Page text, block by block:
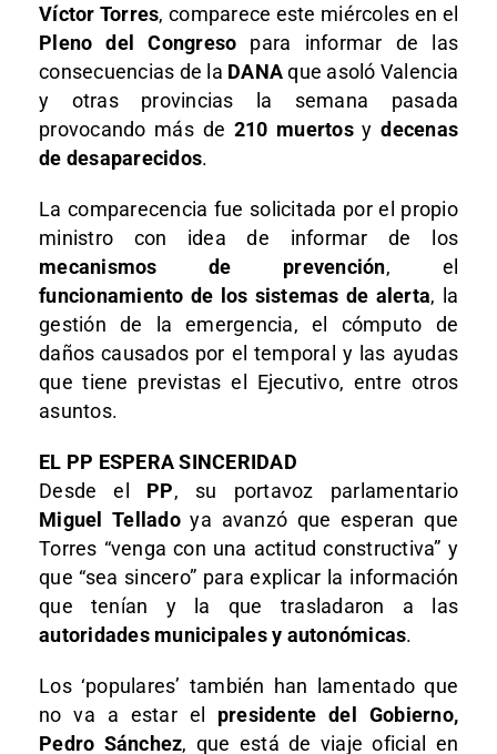
Víctor Torres, comparece este miércoles en el
Pleno del Congreso para informar de las
consecuencias de la DANAque asoló Valencia
y otras provincias la semana pasada
provocando más de 210 muertosydecenas
de desaparecidos.
La comparecencia fue solicitada por el propio
ministro con idea de informar de los
mecanismos de prevención, el
funcionamiento de los sistemas de alerta, la
gestión de la emergencia, el cómputo de
daños causados por el temporal y las ayudas
que tiene previstas el Ejecutivo, entre otros
asuntos.
EL PP ESPERA SINCERIDAD
Desde el PP, su portavoz parlamentario
Miguel Telladoya avanzó que esperan que
Torres “venga con una actitud constructiva” y
que “sea sincero” para explicar la información
que tenían y la que trasladaron a las
autoridades municipales y autonómicas.
Los ‘populares’ también han lamentado que
no va a estar el presidente del Gobierno,
Pedro Sánchez, que está de viaje oficial en